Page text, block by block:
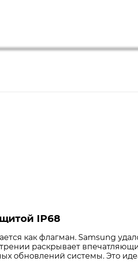
IP68
как флагман. Samsung
раскрывает
обновлений системы. Это